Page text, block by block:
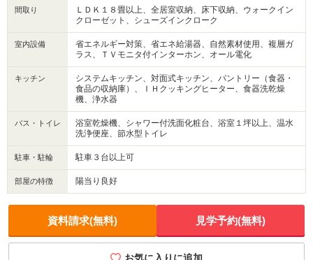
間取り
ＬＤＫ１８畳以上、全居室収納、床下収納、ウォークイン
クローゼット、シューズインクローク
室内設備
省エネルギー対策、省エネ給湯器、自然素材使用、複層ガ
ラス、ＴＶモニタ付インターホン、オール電化
キッチン
システムキッチン、対面式キッチン、パントリー（食器・
食品の収納庫）、ＩＨクッキングヒーター、食器洗乾燥
機、浄水器
バス・トイレ
浴室乾燥機、シャワー付洗面化粧台、浴室１坪以上、温水
洗浄便座、節水型トイレ
駐車・駐輪 駐車３台以上可
部屋の特徴 陽当り良好
資料請求(無料) 見学予約(無料)